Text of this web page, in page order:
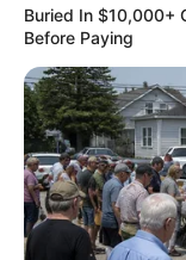
Buried In $10,000+
Before Paying